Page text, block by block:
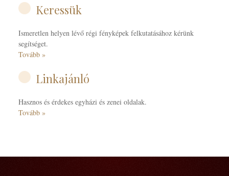
Keressük
Ismeretlen helyen lévő régi fényképek felkutatásához kérünk
segítséget.
Tovább »
Linkajánló
Hasznos és érdekes egyházi és zenei oldalak.
Tovább »